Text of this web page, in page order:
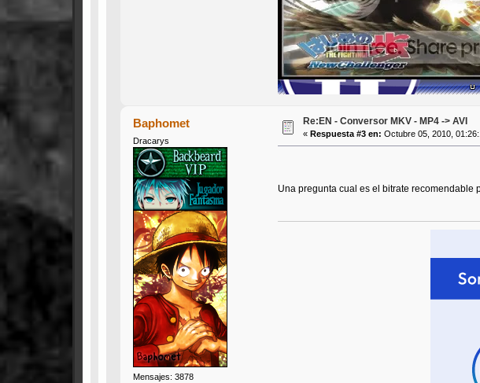
Baphomet
Dracarys
Mensajes: 3878
Re:EN - Conversor MKV - MP4 -> AVI
« Respuesta #3 en: Octubre 05, 2010,
Una pregunta cual es el bitrate recomendable